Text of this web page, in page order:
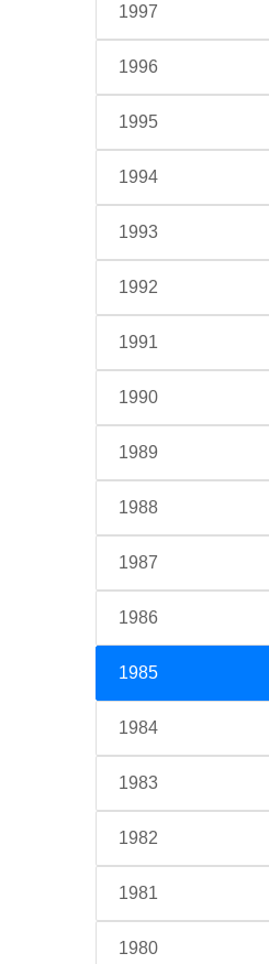
1997
1996
1995
1994
1993
1992
1991
1990
1989
1988
1987
1986
1985
1984
1983
1982
1981
1980